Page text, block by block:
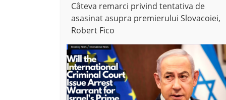
Câteva remarci privind tentativa de
asasinat asupra premierului Slovacoiei,
Robert Fico